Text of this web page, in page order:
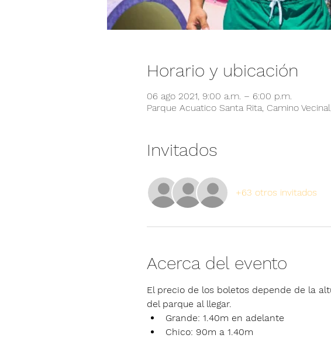
Horario y ubicación
06 ago 2021, 9:00 a.m. – 6:00 p.m.
Parque Acuatico Santa Rita, Camino
Invitados
+63 otros invitados
Acerca del evento
El precio de los boletos depende de la
del parque al llegar.
Grande: 1.40m en adelante
Chico: 90m a 1.40m